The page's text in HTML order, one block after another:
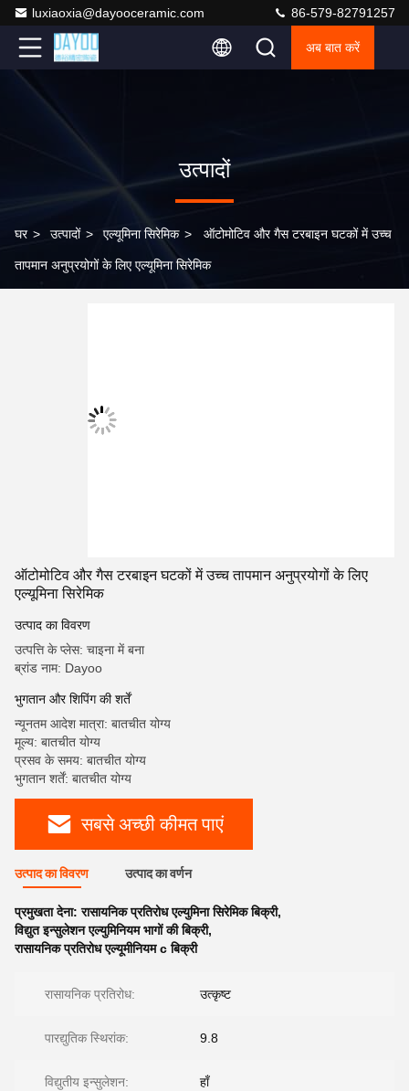
luxiaoxia@dayooceramic.com 86-579-82791257
अब बात करें
उत्पादों
घर > उत्पादों > एल्यूमिना सिरेमिक > ऑटोमोटिव और गैस टरबाइन घटकों में उच्च
तापमान अनुप्रयोगों के लिए एल्यूमिना सिरेमिक
ऑटोमोटिव और गैस टरबाइन घटकों में उच्च तापमान अनुप्रयोगों के लिए
एल्यूमिना सिरेमिक
उत्पाद का विवरण
उत्पत्ति के प्लेस: चाइना में बना
ब्रांड नाम: Dayoo
भुगतान और शिपिंग की शर्तें
न्यूनतम आदेश मात्रा: बातचीत योग्य
मूल्य: बातचीत योग्य
प्रसव के समय: बातचीत योग्य
भुगतान शर्तें: बातचीत योग्य
सबसे अच्छी कीमत पाएं
उत्पाद का विवरण उत्पाद का वर्णन
प्रमुखता देना:रासायनिक प्रतिरोध एल्युमिना सिरेमिक बिक्री,
विद्युत इन्सुलेशन एल्युमिनियम भागों की बिक्री,
रासायनिक प्रतिरोध एल्यूमीनियम c बिक्री
रासायनिक प्रतिरोध: उत्कृष्ट
पारद्युतिक स्थिरांक: 9.8
विद्युतीय इन्सुलेशन: हाँ